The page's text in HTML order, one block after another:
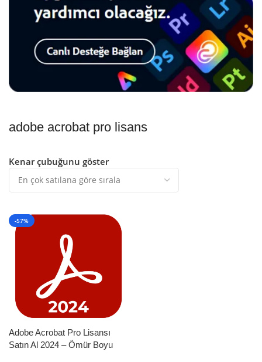
adobe acrobat pro lisans​
Kenar çubuğunu göster
-57%
Adobe Acrobat Pro Lisansı
Satın Al 2024 – Ömür Boyu